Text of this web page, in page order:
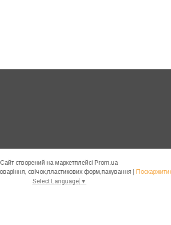
Сайт створений на маркетплейсі Prom.ua
"Body s Soul" - оптово-роздрібний магазин товарів для миловаріння, свічок,пластикових форм,пакування |
Select Language ▼